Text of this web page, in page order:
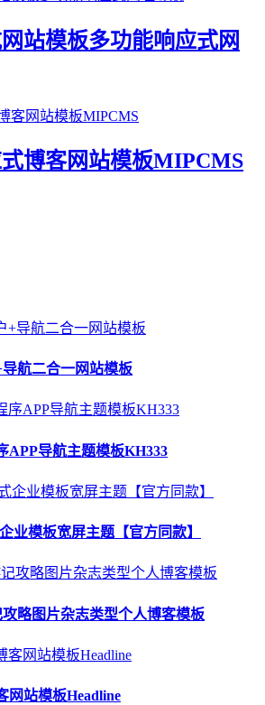
站模板多功能响应式网
博客网站模板MIPCMS
航二合一网站模板
APP导航主题模板KH333
业模板宽屏主题【官方同款】
略图片杂志类型个人博客模板
网站模板Headline